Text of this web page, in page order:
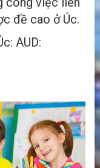
đề cao ở Úc.
AUD: